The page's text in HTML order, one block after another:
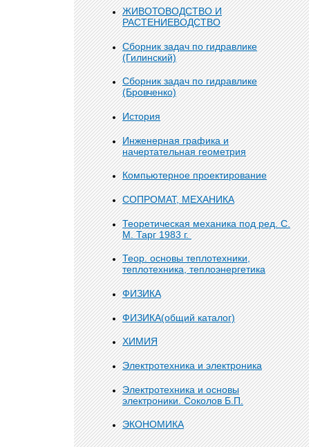
ЖИВОТОВОДСТВО И
РАСТЕНИЕВОДСТВО
Сборник задач по гидравлике
(Гилинский)
Сборник задач по гидравлике
(Бровченко)
История
Инженерная графика и
начертательная геометрия
Компьютерное проектирование
СОПРОМАТ, МЕХАНИКА
Теоретическая механика под ред. С.
М. Тарг 1983 г.
Теор. основы теплотехники,
теплотехника, теплоэнергетика
ФИЗИКА
ФИЗИКА(общий каталог)
ХИМИЯ
Электротехника и электроника
Электротехника и основы
электроники. Соколов Б.П.
ЭКОНОМИКА